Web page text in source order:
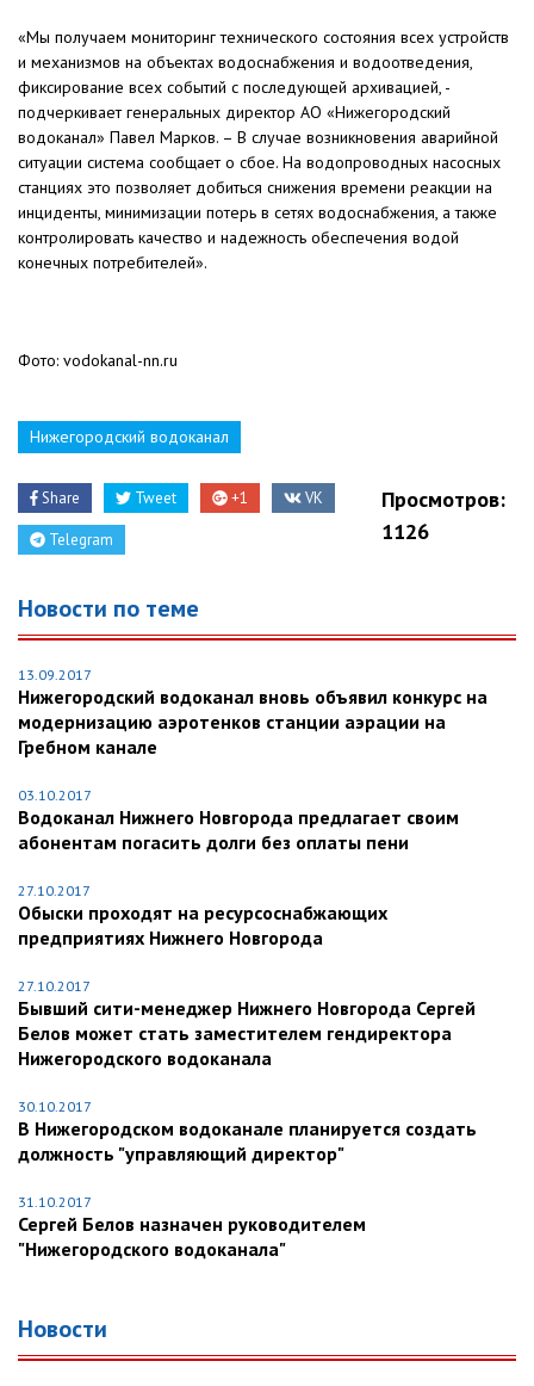
«Мы получаем мониторинг технического состояния всех устройств
и механизмов на объектах водоснабжения и водоотведения,
фиксирование всех событий с последующей архивацией, -
подчеркивает генеральных директор АО «Нижегородский
водоканал» Павел Марков. – В случае возникновения аварийной
ситуации система сообщает о сбое. На водопроводных насосных
станциях это позволяет добиться снижения времени реакции на
инциденты, минимизации потерь в сетях водоснабжения, а также
контролировать качество и надежность обеспечения водой
конечных потребителей».
Фото: vodokanal-nn.ru
Нижегородский водоканал
Share Tweet +1 VK
Telegram
Просмотров:
1126
Новости по теме
13.09.2017
Нижегородский водоканал вновь объявил конкурс на
модернизацию аэротенков станции аэрации на
Гребном канале
03.10.2017
Водоканал Нижнего Новгорода предлагает своим
абонентам погасить долги без оплаты пени
27.10.2017
Обыски проходят на ресурсоснабжающих
предприятиях Нижнего Новгорода
27.10.2017
Бывший сити-менеджер Нижнего Новгорода Сергей
Белов может стать заместителем гендиректора
Нижегородского водоканала
30.10.2017
В Нижегородском водоканале планируется создать
должность "управляющий директор"
31.10.2017
Сергей Белов назначен руководителем
"Нижегородского водоканала"
Новости